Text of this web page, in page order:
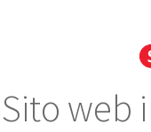
Sito web